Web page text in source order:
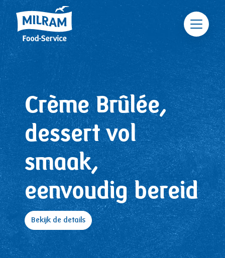
Skip to main content
Crème Brûlée,
dessert vol
smaak,
eenvoudig bereid
Bekijk de details